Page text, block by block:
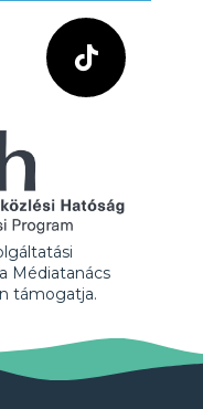
Médiatanács
támogatja.